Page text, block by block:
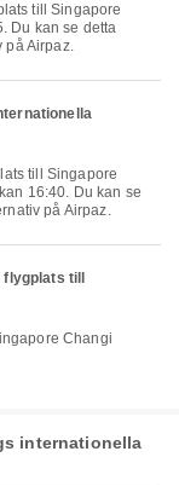
Du kan se detta
på Airpaz.
16:40. Du kan se
på Airpaz.
till
internationella